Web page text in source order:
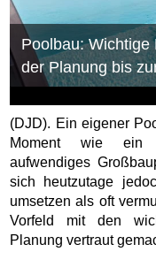
Poolbau: Wichtige
der Planung bis
(DJD). Ein eigener
Moment wie ein
aufwendiges
sich heutzutage
umsetzen als oft
Vorfeld mit den
Planung vertraut